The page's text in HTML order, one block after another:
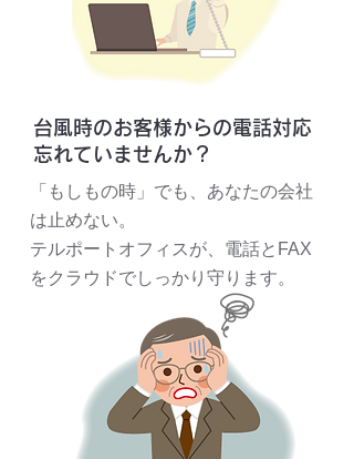
台風時のお客様からの電話対応
忘れていませんか？
「もしもの時」でも、あなたの会社
は止めない。
テルポートオフィスが、電話とFAX
をクラウドでしっかり守ります。